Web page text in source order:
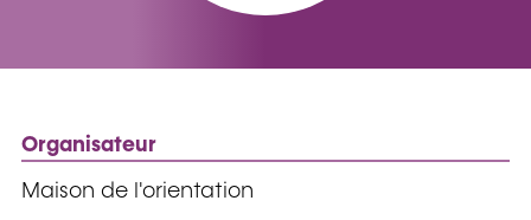
Organisateur
Maison de l'orientation